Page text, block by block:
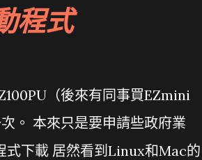
程式
（後來有同事買EZmini
。 本來只是要申請些政府業
式下載 居然看到Linux和Mac的